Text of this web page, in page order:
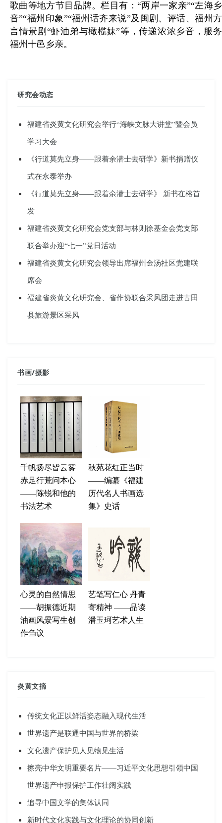
歌曲等地方节目品牌。栏目有：“两岸一家亲”“左海乡
音”“福州印象”“福州话齐来说”及闽剧、评话、福州方
言情景剧“虾油弟与橄榄妹”等，传递浓浓乡音，服务
福州十邑乡亲。
研究会动态
福建省炎黄文化研究会举行“海峡文脉大讲堂”暨会员
学习大会
《行道莫先立身——跟着余潜士去研学》新书捐赠仪
式在永泰举办
《行道莫先立身——跟着余潜士去研学》 新书在榕首
发
福建省炎黄文化研究会党支部与林则徐基金会党支部
联合举办迎“七一”党日活动
福建省炎黄文化研究会领导出席福州金汤社区党建联
席会
福建省炎黄文化研究会、省作协联合采风团走进古田
县旅游景区采风
书画/摄影
千帆扬尽皆云雾
赤足行荒问本心
——陈锐和他的
书法艺术
秋苑花红正当时
——编纂《福建
历代名人书画选
集》史话
心灵的自然情思
——胡振德近期
油画风景写生创
作刍议
艺笔写仁心 丹青
寄精神 ——品读
潘玉珂艺术人生
炎黄文摘
传统文化正以鲜活姿态融入现代生活
世界遗产是联通中国与世界的桥梁
文化遗产保护见人见物见生活
擦亮中华文明重要名片——习近平文化思想引领中国
世界遗产申报保护工作壮阔实践
追寻中国文学的集体认同
新时代文化实践与文化理论的协同创新